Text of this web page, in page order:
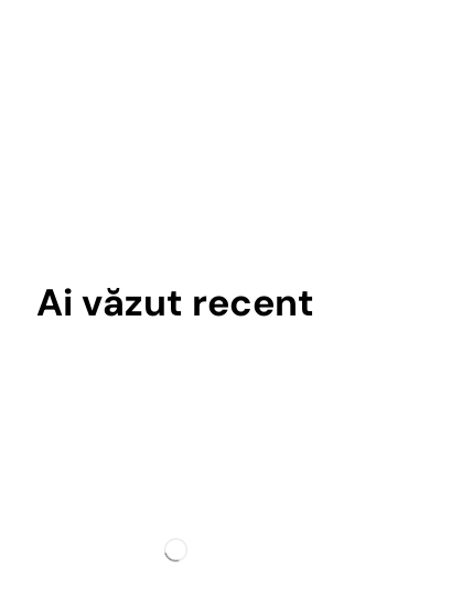
Ai văzut recent